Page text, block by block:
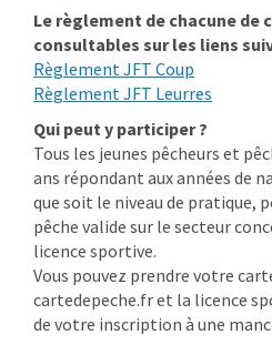
Le règlement de chacune de
consultables sur les liens
Règlement JFT Coup
Règlement JFT Leurres
Qui peut y participer ?
Tous les jeunes pêcheurs et
ans répondant aux années de
que soit le niveau de pratique,
pêche valide sur le secteur
licence sportive.
Vous pouvez prendre votre
cartedepeche.fr et la licence
de votre inscription à une